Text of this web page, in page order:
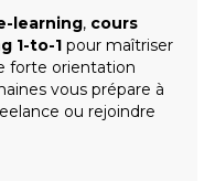
learning, cours
1-to-1 pour maîtriser
forte orientation
vous prépare à
ou rejoindre